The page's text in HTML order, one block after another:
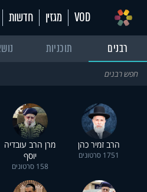
VOD מגזין חדשות
רבנים
תוכניות
הרב זמיר כהן
1751 סרטונים
מרן הרב עובדיה
יוסף
158 סרטונים